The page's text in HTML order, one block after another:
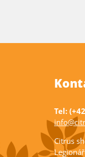
Tel:
Citrus